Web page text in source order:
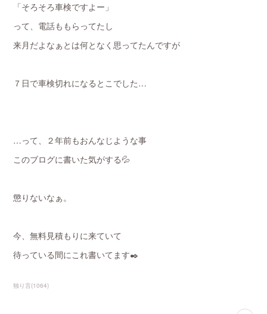
「そろそろ車検ですよー」
って、電話ももらってたし
来月だよなぁとは何となく思ってたんですが
７日で車検切れになるとこでした…
…って、２年前もおんなじような事
このブログに書いた気がする💦
懲りないなぁ。
今、無料見積もりに来ていて
待っている間にこれ書いてます✒️
独り言(1064)